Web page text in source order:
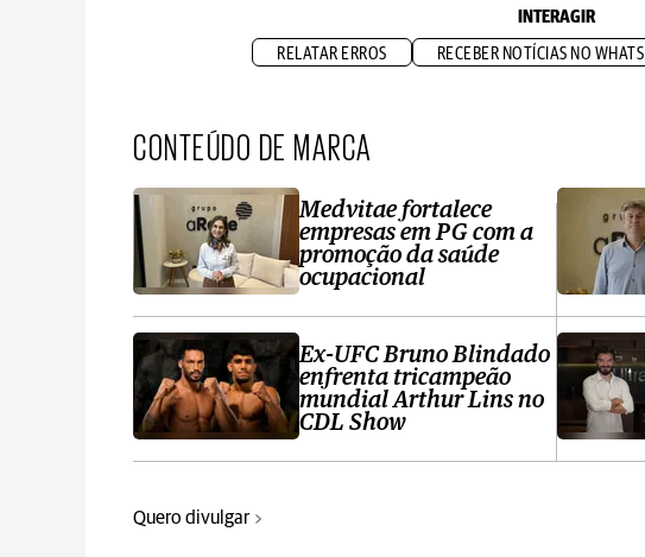
INTERAGIR
RELATAR ERROS RECEBER NOTÍCIAS NO WHATS
CONTEÚDO DE MARCA
Medvitae fortalece
empresas em PG com a
promoção da saúde
ocupacional
Ex-UFC Bruno Blindado
enfrenta tricampeão
mundial Arthur Lins no
CDL Show
Quero divulgar